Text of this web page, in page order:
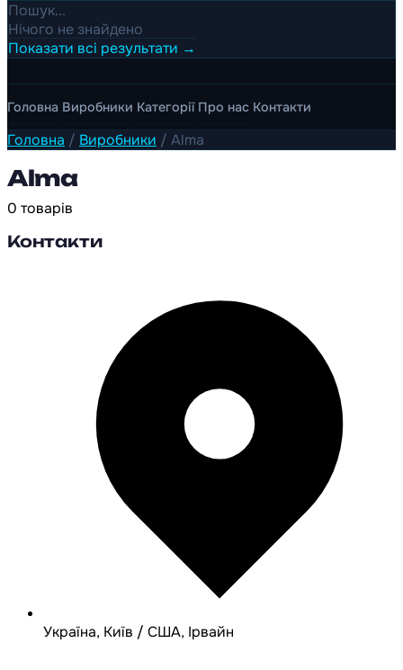
Пошук...
Нічого не знайдено
Показати всі результати →
Головна Виробники Категорії Про нас Контакти
Головна / Виробники / Alma
Alma
0 товарів
Контакти
Україна, Київ / США, Ірвайн